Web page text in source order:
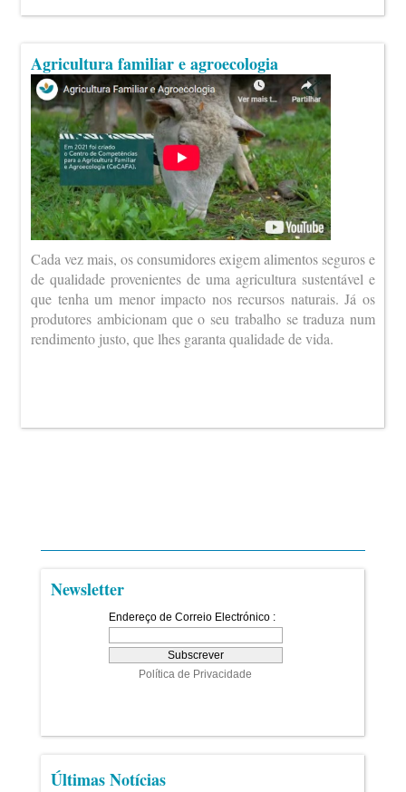
Agricultura familiar e agroecologia
Cada vez mais, os consumidores exigem alimentos seguros e
de qualidade provenientes de uma agricultura sustentável e
que tenha um menor impacto nos recursos naturais. Já os
produtores ambicionam que o seu trabalho se traduza num
rendimento justo, que lhes garanta qualidade de vida.
Newsletter
Últimas Notícias